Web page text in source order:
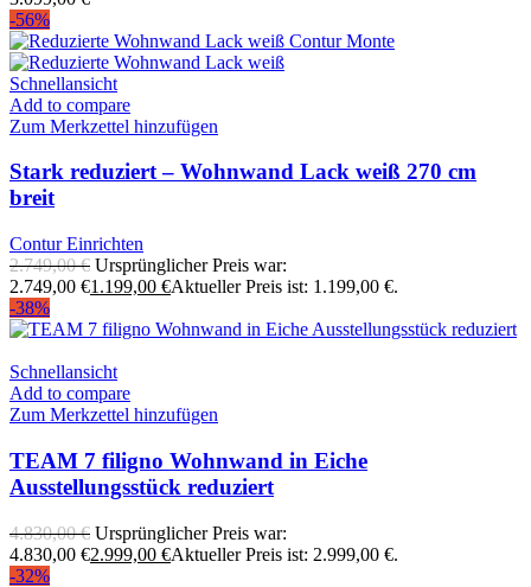
-56%
Schnellansicht
Add to compare
Zum Merkzettel hinzufügen
Stark reduziert – Wohnwand Lack weiß 270 cm
breit
Contur Einrichten
2.749,00€ Ursprünglicher Preis war:
2.749,00 €1.199,00 €Aktueller Preis ist: 1.199,00 €.
-38%
Schnellansicht
Add to compare
Zum Merkzettel hinzufügen
TEAM 7 filigno Wohnwand in Eiche
Ausstellungsstück reduziert
4.830,00€ Ursprünglicher Preis war:
4.830,00 €2.999,00 €Aktueller Preis ist: 2.999,00 €.
-32%